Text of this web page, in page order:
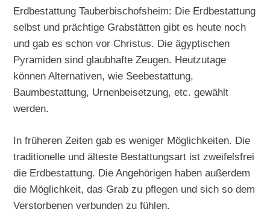
Erdbestattung Tauberbischofsheim: Die Erdbestattung
selbst und prächtige Grabstätten gibt es heute noch
und gab es schon vor Christus. Die ägyptischen
Pyramiden sind glaubhafte Zeugen. Heutzutage
können Alternativen, wie Seebestattung,
Baumbestattung, Urnenbeisetzung, etc. gewählt
werden.
In früheren Zeiten gab es weniger Möglichkeiten. Die
traditionelle und älteste Bestattungsart ist zweifelsfrei
die Erdbestattung. Die Angehörigen haben außerdem
die Möglichkeit, das Grab zu pflegen und sich so dem
Verstorbenen verbunden zu fühlen.